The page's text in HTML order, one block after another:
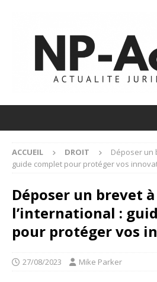
ACCUEIL DROIT
Déposer un
guide complet pour protéger vos
Déposer un brevet à
l’international :
pour protéger vos
27/08/2023 Mike Parker